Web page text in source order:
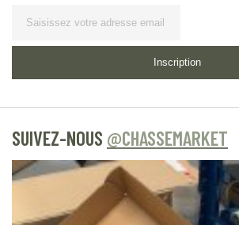
Inscription
SUIVEZ-NOUS @CHASSEMARKET